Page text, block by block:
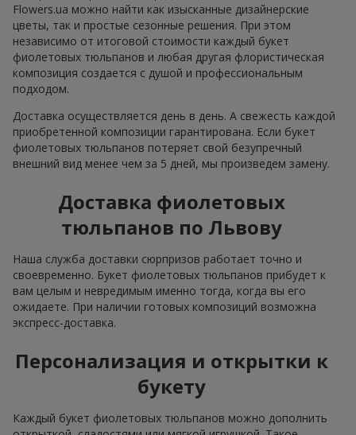
Flowers.ua можно найти как изысканные дизайнерские
цветы, так и простые сезонные решения. При этом
независимо от итоговой стоимости каждый букет
фиолетовых тюльпанов и любая другая флористическая
композиция создается с душой и профессиональным
подходом.
Доставка осуществляется день в день. А свежесть каждой
приобретенной композиции гарантирована. Если букет
фиолетовых тюльпанов потеряет свой безупречный
внешний вид менее чем за 5 дней, мы произведем замену.
Доставка фиолетовых
тюльпанов по Львову
Наша служба доставки сюрпризов работает точно и
своевременно. Букет фиолетовых тюльпанов прибудет к
вам целым и невредимым именно тогда, когда вы его
ожидаете. При наличии готовых композиций возможна
экспресс-доставка.
Персонализация и открытки к
букету
Каждый букет фиолетовых тюльпанов можно дополнить